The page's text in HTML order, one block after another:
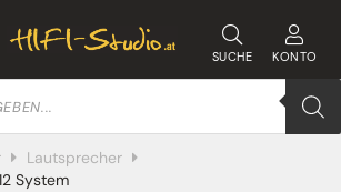
SUCHE KONTO
Lautsprecher
System